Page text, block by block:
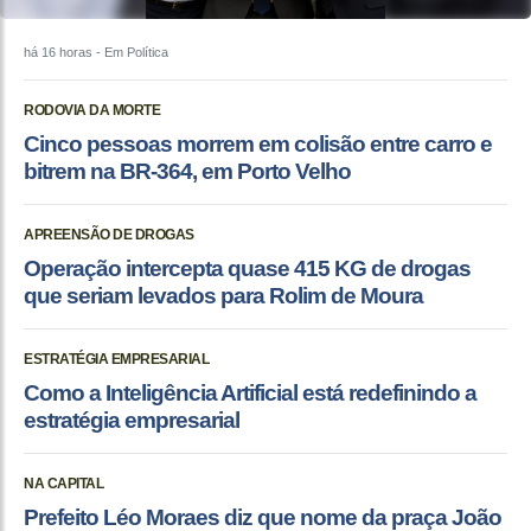
há 16 horas - Em Política
RODOVIA DA MORTE
Cinco pessoas morrem em colisão entre carro e
bitrem na BR-364, em Porto Velho
APREENSÃO DE DROGAS
Operação intercepta quase 415 KG de drogas
que seriam levados para Rolim de Moura
ESTRATÉGIA EMPRESARIAL
Como a Inteligência Artificial está redefinindo a
estratégia empresarial
NA CAPITAL
Prefeito Léo Moraes diz que nome da praça João